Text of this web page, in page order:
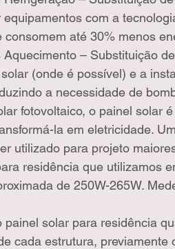
equipamentos com a
consomem até 30% menos
Aquecimento – Substituição
(onde é possível) e a
a necessidade de
fotovoltaico, o painel solar
la em eletricidade.
utilizado para projeto
residência que utilizamos
de 250W-265W.
painel solar para residência
cada estrutura, previamente